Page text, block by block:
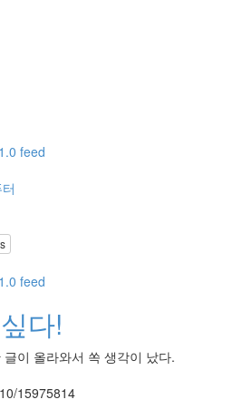
feed
feed
다!
이 올라와서 쏙 생각이 났다.
15975814